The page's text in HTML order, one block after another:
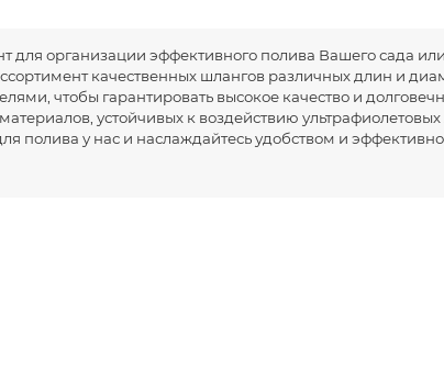
организации эффективного полива Вашего сада или
качественных шлангов различных длин и
чтобы гарантировать высокое качество и
устойчивых к воздействию ультрафиолетовых
полива у нас и наслаждайтесь удобством и